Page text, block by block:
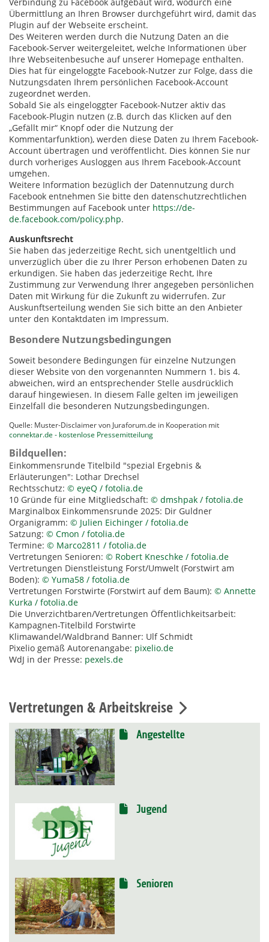
Übermittlung an Ihren Browser durchgeführt wird, damit das
Plugin auf der Webseite erscheint.
Des Weiteren werden durch die Nutzung Daten an die
Facebook-Server weitergeleitet, welche Informationen über
Ihre Webseitenbesuche auf unserer Homepage enthalten.
Dies hat für eingeloggte Facebook-Nutzer zur Folge, dass die
Nutzungsdaten Ihrem persönlichen Facebook-Account
zugeordnet werden.
Sobald Sie als eingeloggter Facebook-Nutzer aktiv das
Facebook-Plugin nutzen (z.B. durch das Klicken auf den
„Gefällt mir“ Knopf oder die Nutzung der
Kommentarfunktion), werden diese Daten zu Ihrem Facebook-
Account übertragen und veröffentlicht. Dies können Sie nur
durch vorheriges Ausloggen aus Ihrem Facebook-Account
umgehen.
Weitere Information bezüglich der Datennutzung durch
Facebook entnehmen Sie bitte den datenschutzrechtlichen
Bestimmungen auf Facebook unter https://de-
de.facebook.com/policy.php.
Auskunftsrecht
Sie haben das jederzeitige Recht, sich unentgeltlich und
unverzüglich über die zu Ihrer Person erhobenen Daten zu
erkundigen. Sie haben das jederzeitige Recht, Ihre
Zustimmung zur Verwendung Ihrer angegeben persönlichen
Daten mit Wirkung für die Zukunft zu widerrufen. Zur
Auskunftserteilung wenden Sie sich bitte an den Anbieter
unter den Kontaktdaten im Impressum.
Besondere Nutzungsbedingungen
Soweit besondere Bedingungen für einzelne Nutzungen
dieser Website von den vorgenannten Nummern 1. bis 4.
abweichen, wird an entsprechender Stelle ausdrücklich
darauf hingewiesen. In diesem Falle gelten im jeweiligen
Einzelfall die besonderen Nutzungsbedingungen.
Quelle: Muster-Disclaimer von Juraforum.de in Kooperation mit
connektar.de - kostenlose Pressemitteilung
Bildquellen:
Einkommensrunde Titelbild "spezial Ergebnis &
Erläuterungen": Lothar Drechsel
Rechtsschutz: © eyeQ / fotolia.de
10 Gründe für eine Mitgliedschaft: © dmshpak / fotolia.de
Marginalbox Einkommensrunde 2025: Dir Guldner
Organigramm: © Julien Eichinger / fotolia.de
Satzung: © Cmon / fotolia.de
Termine: © Marco2811 / fotolia.de
Vertretungen Senioren: © Robert Kneschke / fotolia.de
Vertretungen Dienstleistung Forst/Umwelt (Forstwirt am
Boden): © Yuma58 / fotolia.de
Vertretungen Forstwirte (Forstwirt auf dem Baum): © Annette
Kurka / fotolia.de
Die Unverzichtbaren/Vertretungen Öffentlichkeitsarbeit:
Kampagnen-Titelbild Forstwirte
Klimawandel/Waldbrand Banner: Ulf Schmidt
Pixelio gemäß Autorenangabe: pixelio.de
WdJ in der Presse: pexels.de
Vertretungen & Arbeitskreise
Angestellte
Jugend
Senioren